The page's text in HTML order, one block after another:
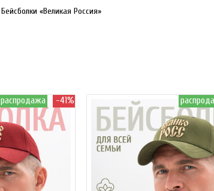
Бейсболки «Великая Россия»
распродажа -41%